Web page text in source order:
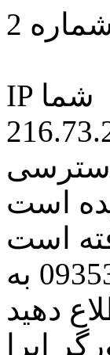
2
IP شما
دسترسی
است
است
مراتب این مسئله را از طریق شماره تلفن 09353273300 به
دهید
اپرا